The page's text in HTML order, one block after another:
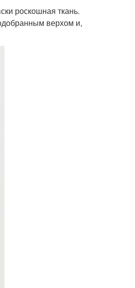
роскошная ткань.
верхом и,